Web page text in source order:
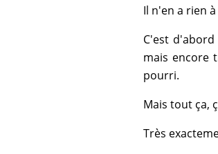
Il n'en a rien
C'est
mais encore
pourri.
Mais tout ça,
Très